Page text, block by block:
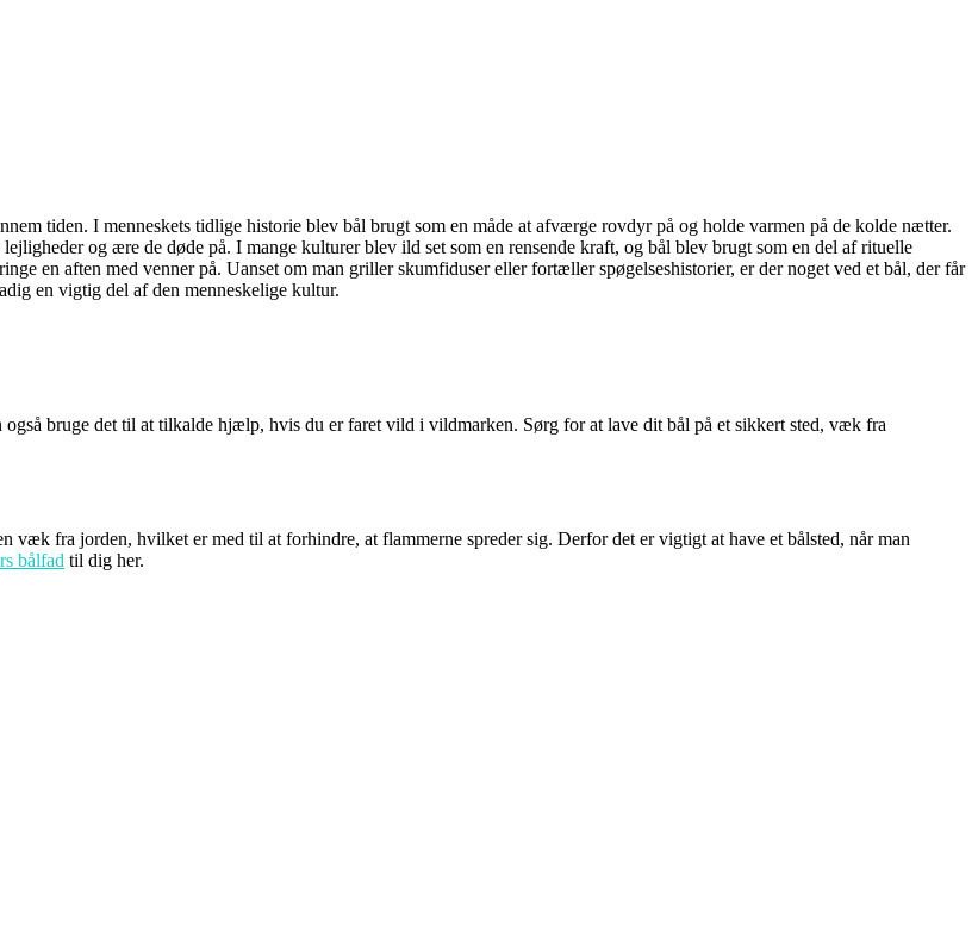
tiden. I menneskets tidlige historie blev bål brugt som en måde at afværge rovdyr på og holde varmen på de kolde nætter.
og ære de døde på. I mange kulturer blev ild set som en rensende kraft, og bål blev brugt som en del af rituelle
en aften med venner på. Uanset om man griller skumfiduser eller fortæller spøgelseshistorier, er der noget ved et bål, der får
en vigtig del af den menneskelige kultur.
bruge det til at tilkalde hjælp, hvis du er faret vild i vildmarken. Sørg for at lave dit bål på et sikkert sted, væk fra
fra jorden, hvilket er med til at forhindre, at flammerne spreder sig. Derfor det er vigtigt at have et bålsted, når man
bålfad til dig her.